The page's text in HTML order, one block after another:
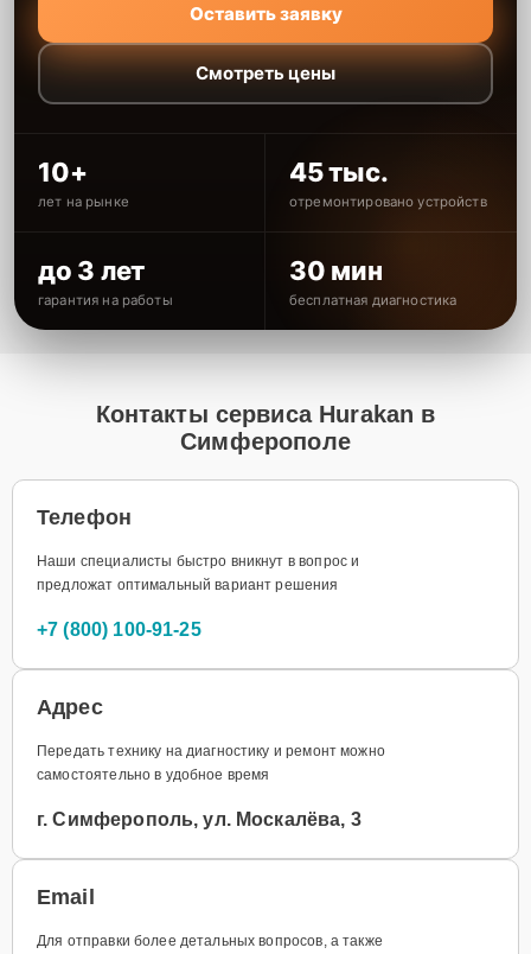
Оставить заявку
Смотреть цены
10+
лет на рынке
45 тыс.
отремонтировано устройств
до 3 лет
гарантия на работы
30 мин
бесплатная диагностика
Контакты сервиса Hurakan в
Симферополе
Телефон
Наши специалисты быстро вникнут в вопрос и
предложат оптимальный вариант решения
+7 (800) 100-91-25
Адрес
Передать технику на диагностику и ремонт можно
самостоятельно в удобное время
г. Симферополь, ул. Москалёва, 3
Email
Для отправки более детальных вопросов, а также